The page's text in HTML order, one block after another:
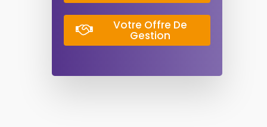
Votre Offre De
Gestion